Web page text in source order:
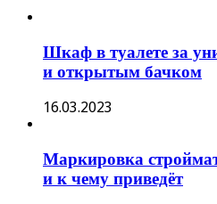
Шкаф в туалете за
и открытым бачком
16.03.2023
Маркировка
и к чему приведёт